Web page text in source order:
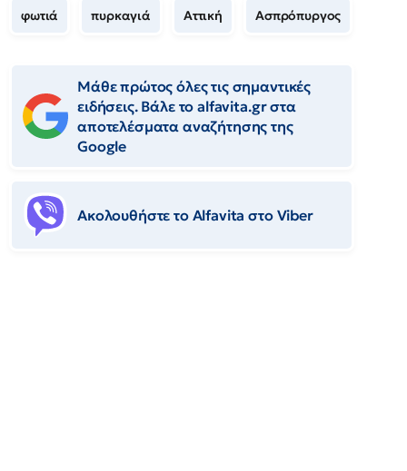
φωτιά πυρκαγιά Αττική Ασπρόπυργος
Μάθε πρώτος όλες τις σημαντικές
ειδήσεις. Βάλε το alfavita.gr στα
αποτελέσματα αναζήτησης της
Google
Ακολουθήστε το Αlfavita στο Viber